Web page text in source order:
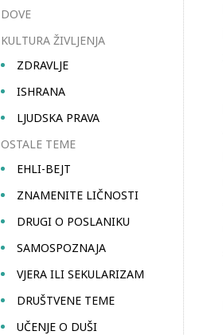
DOVE
KULTURA ŽIVLJENJA
ZDRAVLJE
ISHRANA
LJUDSKA PRAVA
OSTALE TEME
EHLI-BEJT
ZNAMENITE LIČNOSTI
DRUGI O POSLANIKU
SAMOSPOZNAJA
VJERA ILI SEKULARIZAM
DRUŠTVENE TEME
UČENJE O DUŠI